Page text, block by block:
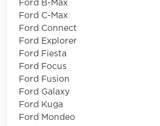
Ford B-Max
Ford C-Max
Ford Connect
Ford Explorer
Ford Fiesta
Ford Focus
Ford Fusion
Ford Galaxy
Ford Kuga
Ford Mondeo